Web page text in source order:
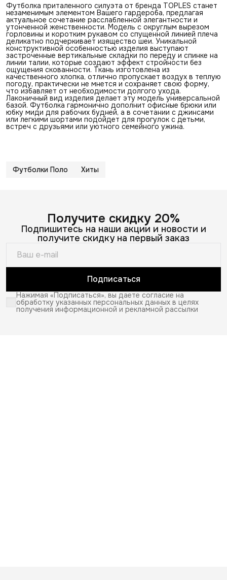
Футболка приталенного силуэта от бренда TOPLES станет
незаменимым элементом Вашего гардероба, предлагая
актуальное сочетание расслабленной элегантности и
утонченной женственности. Модель с округлым вырезом
горловины и коротким рукавом со спущенной линией плеча
деликатно подчеркивает изящество шеи. Уникальной
конструктивной особенностью изделия выступают
застроченные вертикальные складки по переду и спинке на
линии талии, которые создают эффект стройности без
ощущения скованности. Ткань изготовлена из
качественного хлопка, отлично пропускает воздух в теплую
погоду, практически не мнется и сохраняет свою форму,
что избавляет от необходимости долгого ухода.
Лаконичный вид изделия делает эту модель универсальной
базой. Футболка гармонично дополнит офисные брюки или
юбку миди для рабочих будней, а в сочетании с джинсами
или легкими шортами подойдет для прогулок с детьми,
встреч с друзьями или уютного семейного ужина.
Футболки Поло Хиты
Получите скидку 20%
Подпишитесь на наши акции и новости и
получите скидку на первый заказ
Подписаться
Нажимая «Подписаться», вы даете согласие на
обработку указанных персональных данных в целях
получения информационной и рекламной рассылки